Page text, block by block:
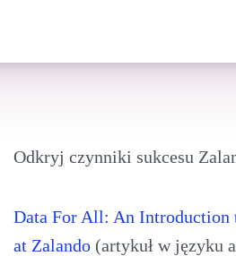
Odkryj czynniki sukcesu
Data For All: An Introduction
at Zalando (artykuł w języku